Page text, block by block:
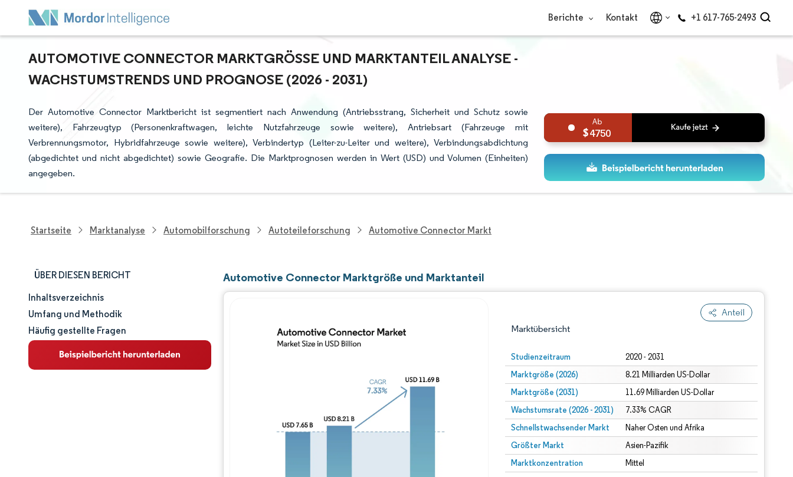
Berichte Kontakt +1 617-765-2493
AUTOMOTIVE CONNECTOR MARKTGRÖSSE UND MARKTANTEIL ANALYSE - W
ACHSTUMSTRENDS UND PROGNOSE (2026 - 2031)
Der Automotive Connector Marktbericht ist segmentiert nach Anwendung (Antriebsstrang, Sicherheit und Schutz sowie
weitere), Fahrzeugtyp (Personenkraftwagen, leichte Nutzfahrzeuge sowie weitere), Antriebsart (Fahrzeuge mit
Verbrennungsmotor, Hybridfahrzeuge sowie weitere), Verbindertyp (Leiter-zu-Leiter und weitere), Verbindungsabdichtung
(abgedichtet und nicht abgedichtet) sowie Geografie. Die Marktprognosen werden in Wert (USD) und Volumen (Einheiten)
angegeben.
4750
Startseite Marktanalyse Automobilforschung Autoteileforschung Automotive Connector Markt
ÜBER DIESEN BERICHT
Marktgröße und -anteil
Marktanalyse
Trends und Einblicke
Inhaltsverzeichnis
Umfang und Methodik
Häufig gestellte Fragen
Automotive Connector Marktgröße und Marktanteil
Anteil
Marktübersicht
Studienzeitraum 2020 - 2031
Marktgröße (2026) 8.21 Milliarden US-Dollar
Marktgröße (2031) 11.69 Milliarden US-Dollar
Wachstumsrate (2026 - 2031) 7.33% CAGR
Schnellstwachsender Markt Naher Osten und Afrika
Größter Markt Asien-Pazifik
Marktkonzentration Mittel
Bild © Mordor Intelligence. Wiederverwendung erfordert Namensnennung gemäß CC BY 4.0.